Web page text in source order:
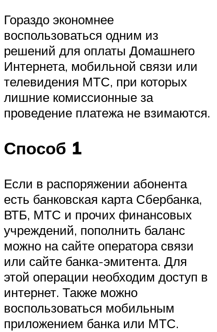
Гораздо экономнее
воспользоваться одним из
решений для оплаты Домашнего
Интернета, мобильной связи или
телевидения МТС, при которых
лишние комиссионные за
проведение платежа не взимаются.
Способ 1
Если в распоряжении абонента
есть банковская карта Сбербанка,
ВТБ, МТС и прочих финансовых
учреждений, пополнить баланс
можно на сайте оператора связи
или сайте банка-эмитента. Для
этой операции необходим доступ в
интернет. Также можно
воспользоваться мобильным
приложением банка или МТС.